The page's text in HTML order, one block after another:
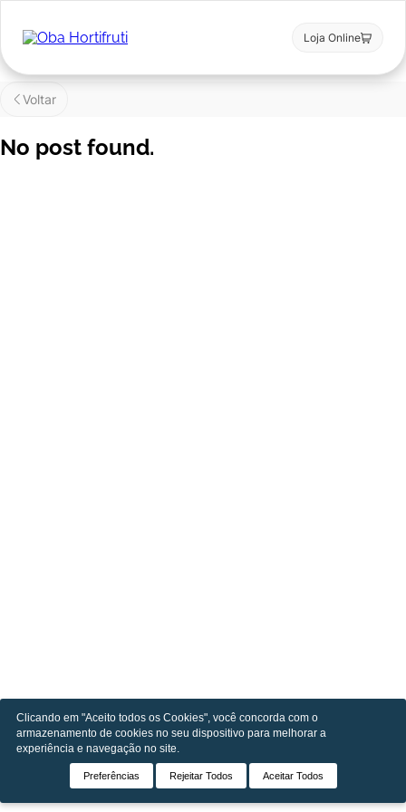
Loja Online
Voltar
No post found.
Clicando em "Aceito todos os Cookies", você concorda com o
armazenamento de cookies no seu dispositivo para melhorar a
experiência e navegação no site.
Preferências Rejeitar Todos Aceitar Todos